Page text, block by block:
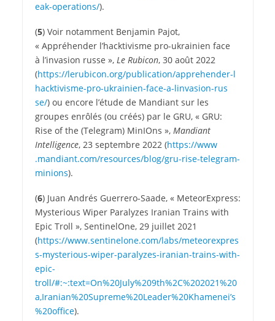
e​a​k​-​o​p​e​r​a​t​i​o​ns/).
(5) Voir notamment Benjamin Pajot,
« Appréhender l’hacktivisme pro-ukrainien face
à l’invasion russe », Le Rubicon, 30 août 2022
(https://​lerubicon​.org/​p​u​b​l​i​c​a​t​i​o​n​/​a​p​p​r​e​h​e​n​d​e​r​-​l​
h​a​c​k​t​i​v​i​s​m​e​-​p​r​o​-​u​k​r​a​i​n​i​e​n​-​f​a​c​e​-​a​-​l​i​n​v​a​s​i​o​n​-​r​u​s​
se/) ou encore l’étude de Mandiant sur les
groupes enrôlés (ou créés) par le GRU, « GRU:
Rise of the (Telegram) MinIOns », Mandiant
Intelligence, 23 septembre 2022 (https://​www​
.mandiant​.com/​r​e​s​o​u​r​c​e​s​/​b​l​o​g​/​g​r​u​-​r​i​s​e​-​t​e​l​e​g​r​a​m​-​
m​i​n​i​ons).
(6) Juan Andrés Guerrero-Saade, « MeteorExpress:
Mysterious Wiper Paralyzes Iranian Trains with
Epic Troll », SentinelOne, 29 juillet 2021
(https://www.sentinelone.com/labs/meteorexpres
s-mysterious-wiper-paralyzes-iranian-trains-with-
epic-
troll/#:~:text=On%20July%209th%2C%202021%20
a,Iranian%20Supreme%20Leader%20Khamenei’s
%20office).